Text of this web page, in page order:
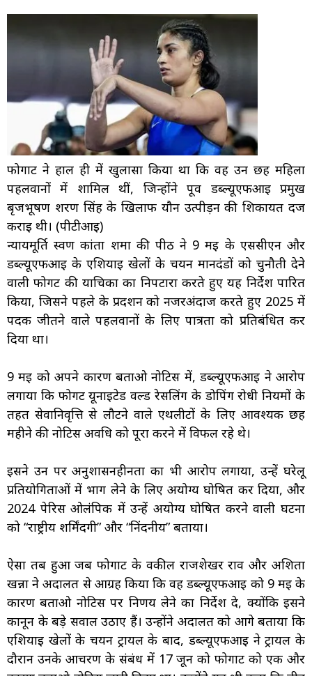
फोगाट ने हाल ही में खुलासा किया था कि वह उन छह महिला
पहलवानों में शामिल थीं, जिन्होंने पूर्व डब्ल्यूएफआई प्रमुख
बृजभूषण शरण सिंह के खिलाफ यौन उत्पीड़न की शिकायत दर्ज
कराई थी। (पीटीआई)
न्यायमूर्ति स्वर्ण कांता शर्मा की पीठ ने 9 मई के एससीएन और
डब्ल्यूएफआई के एशियाई खेलों के चयन मानदंडों को चुनौती देने
वाली फोगट की याचिका का निपटारा करते हुए यह निर्देश पारित
किया, जिसने पहले के प्रदर्शन को नजरअंदाज करते हुए 2025 में
पदक जीतने वाले पहलवानों के लिए पात्रता को प्रतिबंधित कर
दिया था।
9 मई को अपने कारण बताओ नोटिस में, डब्ल्यूएफआई ने आरोप
लगाया कि फोगट यूनाइटेड वर्ल्ड रेसलिंग के डोपिंग रोधी नियमों के
तहत सेवानिवृत्ति से लौटने वाले एथलीटों के लिए आवश्यक छह
महीने की नोटिस अवधि को पूरा करने में विफल रहे थे।
इसने उन पर अनुशासनहीनता का भी आरोप लगाया, उन्हें घरेलू
प्रतियोगिताओं में भाग लेने के लिए अयोग्य घोषित कर दिया, और
2024 पेरिस ओलंपिक में उन्हें अयोग्य घोषित करने वाली घटना
को “राष्ट्रीय शर्मिंदगी” और “निंदनीय” बताया।
ऐसा तब हुआ जब फोगाट के वकील राजशेखर राव और अशिता
खन्ना ने अदालत से आग्रह किया कि वह डब्ल्यूएफआई को 9 मई के
कारण बताओ नोटिस पर निर्णय लेने का निर्देश दे, क्योंकि इसने
कानून के बड़े सवाल उठाए हैं। उन्होंने अदालत को आगे बताया कि
एशियाई खेलों के चयन ट्रायल के बाद, डब्ल्यूएफआई ने ट्रायल के
दौरान उनके आचरण के संबंध में 17 जून को फोगाट को एक और